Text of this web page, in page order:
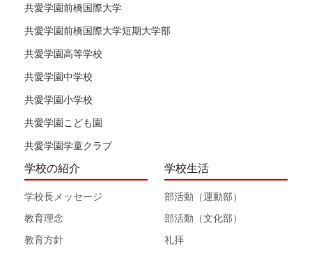
共愛学園前橋国際大学
共愛学園前橋国際大学短期大学部
共愛学園高等学校
共愛学園中学校
共愛学園小学校
共愛学園こども園
共愛学園学童クラブ
学校の紹介
学校長メッセージ
教育理念
教育方針
学校生活
部活動（運動部）
部活動（文化部）
礼拝